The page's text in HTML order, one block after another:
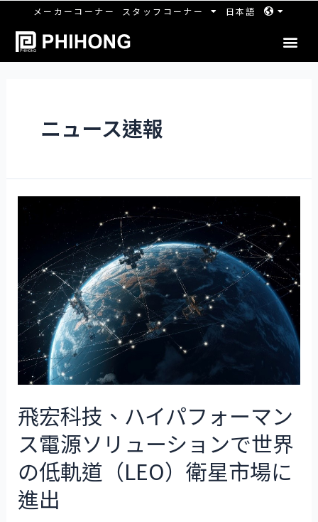
メーカーコーナー スタッフコーナー 日本語
ニュース速報
飛宏科技、ハイパフォーマン
ス電源ソリューションで世界
の低軌道（LEO）衛星市場に
進出